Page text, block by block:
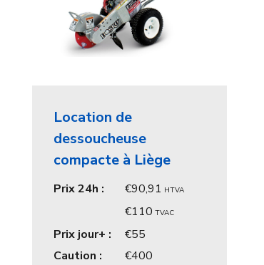
Location de
dessoucheuse
compacte à Liège
Prix 24h : 90,91 HTVA
110 TVAC
Prix jour+ :
55
Caution :
400